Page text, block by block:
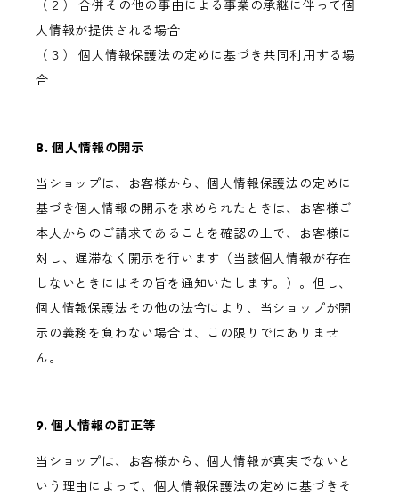
（２） 合併その他の事由による事業の承継に伴って個
人情報が提供される場合
（３） 個人情報保護法の定めに基づき共同利用する場
合
8. 個人情報の開示
当ショップは、お客様から、個人情報保護法の定めに
基づき個人情報の開示を求められたときは、お客様ご
本人からのご請求であることを確認の上で、お客様に
対し、遅滞なく開示を行います（当該個人情報が存在
しないときにはその旨を通知いたします。）。但し、
個人情報保護法その他の法令により、当ショップが開
示の義務を負わない場合は、この限りではありませ
ん。
9. 個人情報の訂正等
当ショップは、お客様から、個人情報が真実でないと
いう理由によって、個人情報保護法の定めに基づきそ